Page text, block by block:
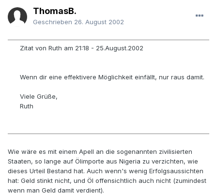
ThomasB.
Geschrieben 26. August 2002
Zitat von Ruth am 21:18 - 25.August.2002
Wenn dir eine effektivere Möglichkeit einfällt, nur raus damit.
Viele Grüße,
Ruth
Wie wäre es mit einem Apell an die sogenannten zivilisierten
Staaten, so lange auf Ölimporte aus Nigeria zu verzichten, wie
dieses Urteil Bestand hat. Auch wenn's wenig Erfolgsaussichten
hat: Geld stinkt nicht, und Öl offensichtlich auch nicht (zumindest
wenn man Geld damit verdient).